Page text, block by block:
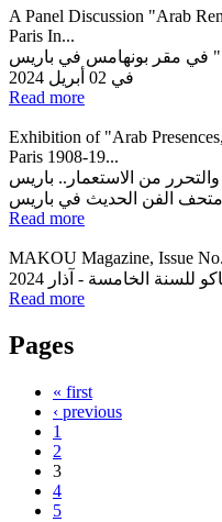
A Panel Discussion "Arab
Paris In...
في مقر بونهامس في باريس
في 02 أبريل 2024
Read more
Exhibition of "Arab
Paris 1908-19...
من الاستعمار.. باريس
Read more
MAKOU Magazine, Issue
للسنة الخامسة - آذار 2024
Read more
Pages
« first
‹ previous
1
2
3
4
5